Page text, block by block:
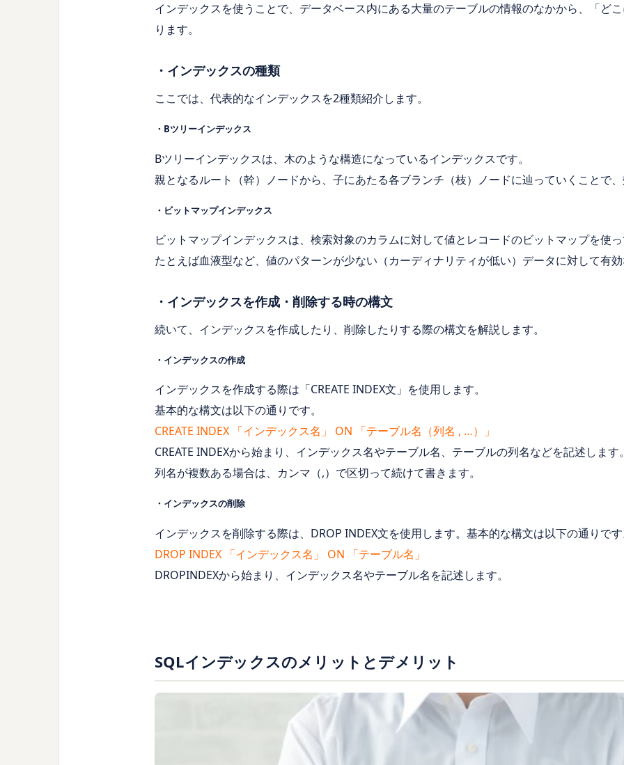
インデックスを使うことで、データベース内にある大量のテーブルの情報のなかから、「ど
ります。
・インデックスの種類
ここでは、代表的なインデックスを2種類紹介します。
・Bツリーインデックス
Bツリーインデックスは、木のような構造になっているインデックスです。
親となるルート（幹）ノードから、子にあたる各ブランチ（枝）ノードに辿っていくことで
・ビットマップインデックス
ビットマップインデックスは、検索対象のカラムに対して値とレコードのビットマップを使
たとえば血液型など、値のパターンが少ない（カーディナリティが低い）データに対して有
・インデックスを作成・削除する時の構文
続いて、インデックスを作成したり、削除したりする際の構文を解説します。
・インデックスの作成
インデックスを作成する際は「CREATE INDEX文」を使用します。
基本的な構文は以下の通りです。
CREATE INDEX 「インデックス名」 ON 「テーブル名（列名 , …）」
CREATE INDEXから始まり、インデックス名やテーブル名、テーブルの列名などを記述します
列名が複数ある場合は、カンマ（,）で区切って続けて書きます。
・インデックスの削除
インデックスを削除する際は、DROP INDEX文を使用します。基本的な構文は以下の通りで
DROP INDEX 「インデックス名」 ON 「テーブル名」
DROPINDEXから始まり、インデックス名やテーブル名を記述します。
SQLインデックスのメリットとデメリット